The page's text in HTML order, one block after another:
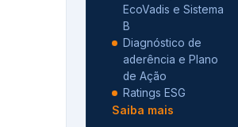
EcoVadis e Sistema
B
Diagnóstico de
aderência e Plano
de Ação
Ratings ESG
Saiba mais